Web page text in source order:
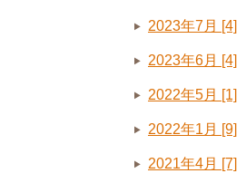
2023年7月 [4]
2023年6月 [4]
2022年5月 [1]
2022年1月 [9]
2021年4月 [7]